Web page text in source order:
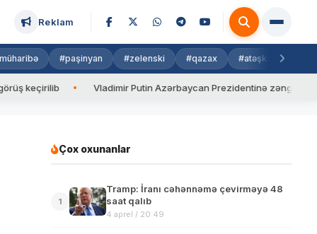
Reklam
#paşinyan #zelenski #qazax #atəşkəs
Vladimir Putin Azərbaycan Prezidentinə zəng edib
Çox oxunanlar
1
Tramp: İranı cəhənnəmə çevirməyə 48
saat qalıb
4 aprel / 20:49